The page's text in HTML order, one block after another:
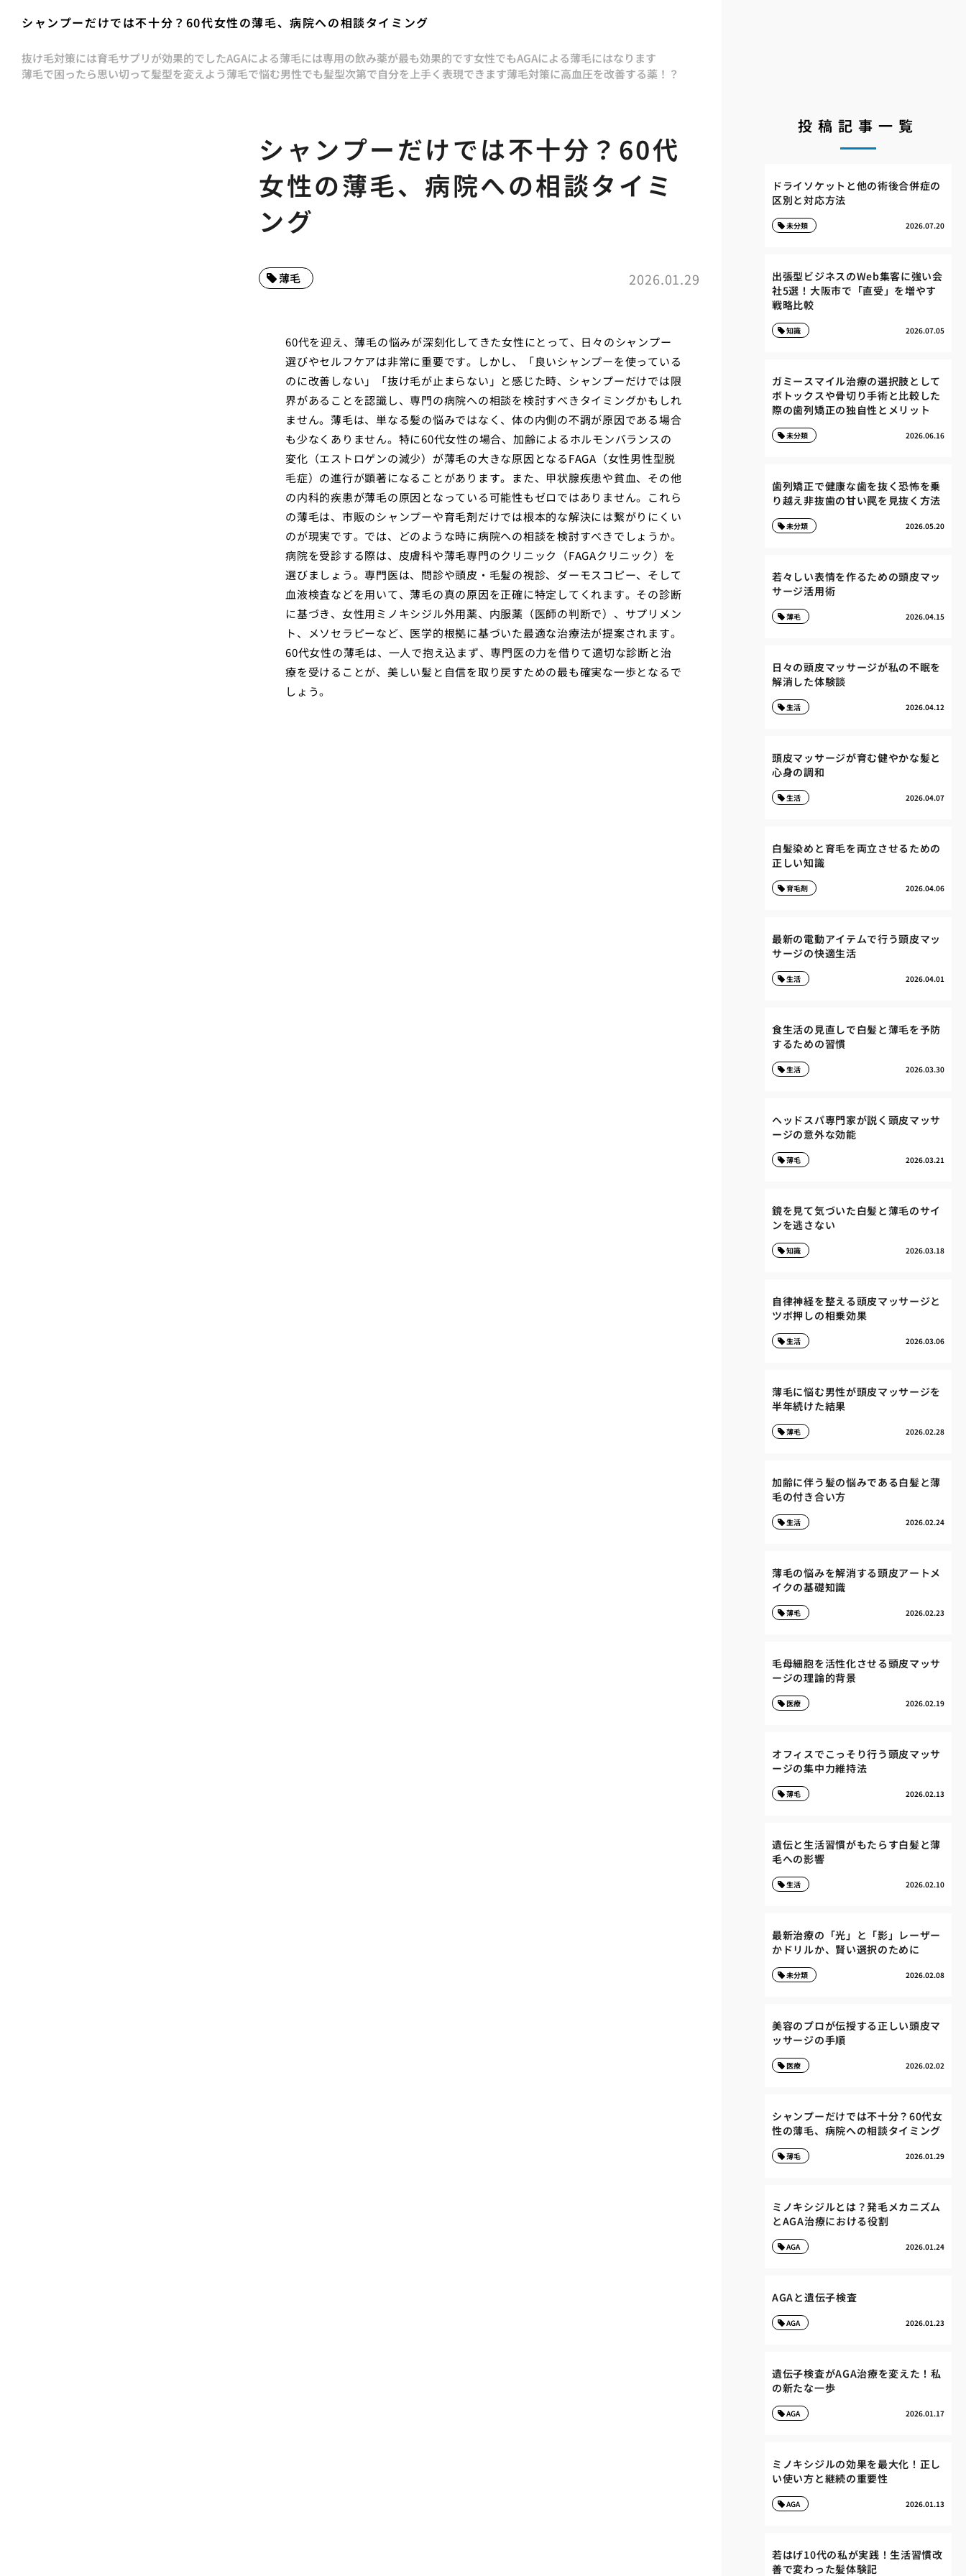
シャンプーだけでは不十分？60代女性の薄毛、病院への相談タイミング
抜け毛対策には育毛サプリが効果的でしたAGAによる薄毛には専用の飲み薬が最も効果的です女性でもAGAによる薄毛にはなります
薄毛で困ったら思い切って髪型を変えよう薄毛で悩む男性でも髪型次第で自分を上手く表現できます薄毛対策に高血圧を改善する薬！？
シャンプーだけでは不十分？60代
女性の薄毛、病院への相談タイミ
ング
2026.01.29
薄毛
60代を迎え、薄毛の悩みが深刻化してきた女性にとって、日々のシャンプー
選びやセルフケアは非常に重要です。しかし、「良いシャンプーを使っている
のに改善しない」「抜け毛が止まらない」と感じた時、シャンプーだけでは限
界があることを認識し、専門の病院への相談を検討すべきタイミングかもしれ
ません。薄毛は、単なる髪の悩みではなく、体の内側の不調が原因である場合
も少なくありません。特に60代女性の場合、加齢によるホルモンバランスの
変化（エストロゲンの減少）が薄毛の大きな原因となるFAGA（女性男性型脱
毛症）の進行が顕著になることがあります。また、甲状腺疾患や貧血、その他
の内科的疾患が薄毛の原因となっている可能性もゼロではありません。これら
の薄毛は、市販のシャンプーや育毛剤だけでは根本的な解決には繋がりにくい
のが現実です。では、どのような時に病院への相談を検討すべきでしょうか。
病院を受診する際は、皮膚科や薄毛専門のクリニック（FAGAクリニック）を
選びましょう。専門医は、問診や頭皮・毛髪の視診、ダーモスコピー、そして
血液検査などを用いて、薄毛の真の原因を正確に特定してくれます。その診断
に基づき、女性用ミノキシジル外用薬、内服薬（医師の判断で）、サプリメン
ト、メソセラピーなど、医学的根拠に基づいた最適な治療法が提案されます。
60代女性の薄毛は、一人で抱え込まず、専門医の力を借りて適切な診断と治
療を受けることが、美しい髪と自信を取り戻すための最も確実な一歩となるで
しょう。
投稿記事一覧
ドライソケットと他の術後合併症の
区別と対応方法
2026.07.20
未分類
出張型ビジネスのWeb集客に強い会
社5選！大阪市で「直受」を増やす
戦略比較
2026.07.05
知識
ガミースマイル治療の選択肢として
ボトックスや骨切り手術と比較した
際の歯列矯正の独自性とメリット
2026.06.16
未分類
歯列矯正で健康な歯を抜く恐怖を乗
り越え非抜歯の甘い罠を見抜く方法
2026.05.20
未分類
若々しい表情を作るための頭皮マッ
サージ活用術
2026.04.15
薄毛
日々の頭皮マッサージが私の不眠を
解消した体験談
2026.04.12
生活
頭皮マッサージが育む健やかな髪と
心身の調和
2026.04.07
生活
白髪染めと育毛を両立させるための
正しい知識
2026.04.06
育毛剤
最新の電動アイテムで行う頭皮マッ
サージの快適生活
2026.04.01
生活
食生活の見直しで白髪と薄毛を予防
するための習慣
2026.03.30
生活
ヘッドスパ専門家が説く頭皮マッサ
ージの意外な効能
2026.03.21
薄毛
鏡を見て気づいた白髪と薄毛のサイ
ンを逃さない
2026.03.18
知識
自律神経を整える頭皮マッサージと
ツボ押しの相乗効果
2026.03.06
生活
薄毛に悩む男性が頭皮マッサージを
半年続けた結果
2026.02.28
薄毛
加齢に伴う髪の悩みである白髪と薄
毛の付き合い方
2026.02.24
生活
薄毛の悩みを解消する頭皮アートメ
イクの基礎知識
2026.02.23
薄毛
毛母細胞を活性化させる頭皮マッサ
ージの理論的背景
2026.02.19
医療
オフィスでこっそり行う頭皮マッサ
ージの集中力維持法
2026.02.13
薄毛
遺伝と生活習慣がもたらす白髪と薄
毛への影響
2026.02.10
生活
最新治療の「光」と「影」レーザー
かドリルか、賢い選択のために
2026.02.08
未分類
美容のプロが伝授する正しい頭皮マ
ッサージの手順
2026.02.02
医療
シャンプーだけでは不十分？60代女
性の薄毛、病院への相談タイミング
2026.01.29
薄毛
ミノキシジルとは？発毛メカニズム
とAGA治療における役割
2026.01.24
AGA
AGAと遺伝子検査
2026.01.23
AGA
遺伝子検査がAGA治療を変えた！私
の新たな一歩
2026.01.17
AGA
ミノキシジルの効果を最大化！正し
い使い方と継続の重要性
2026.01.13
AGA
若はげ10代の私が実践！生活習慣改
善で変わった髪体験記